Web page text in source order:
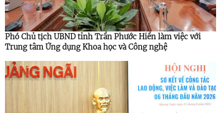
Phó Chủ tịch UBND tỉnh Trần Phước Hiền làm việc với
Trung tâm Ứng dụng Khoa học và Công nghệ